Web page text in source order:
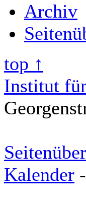
Archiv
top ↑
Institut
Kalender -